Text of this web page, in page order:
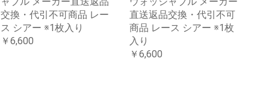
交換・代引不可商品 レー
ス シアー ※1枚入り
￥6,600
直送返品交換・代引不可
商品 レース シアー ※1枚
入り
￥6,600